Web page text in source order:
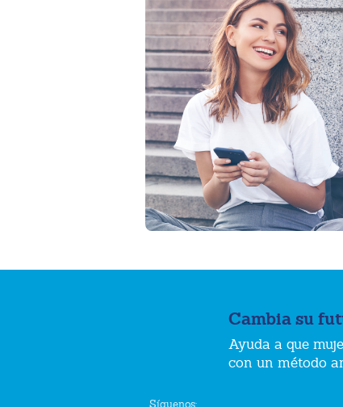
Cambia su
Ayuda a que
con un método